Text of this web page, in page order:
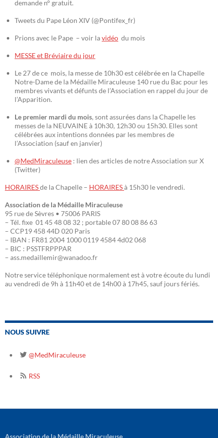
demande n° gratuit.
Tweets du Pape Léon XIV (@Pontifex_fr)
Prions avec le Pape – voir lavidéo du mois
MESSE et Bréviaire du jour
Le 27 de ce mois, la messe de 10h30 est célébrée en la Chapelle
Notre-Dame de la Médaille Miraculeuse 140 rue du Bac pour les
membres vivants et défunts de l’Association en rappel du jour de
l’Apparition.
Le premier mardi du mois, sont assurées dans la Chapelle les
messes de la NEUVAINE à 10h30, 12h30 ou 15h30. Elles sont
célébrées aux intentions données par les membres de
l’Association (sauf en janvier)
@MedMiraculeuse : lien des articles de notre Association sur X
(Twitter)
HORAIRESde la Chapelle – HORAIRESà 15h30 le vendredi.
Association de la Médaille Miraculeuse
95 rue de Sèvres • 75006 PARIS
– Tél. fixe 01 45 48 08 32 ; portable 07 80 08 86 63
– CCP19 458 44D 020 Paris
– IBAN : FR81 2004 1000 0119 4584 4d02 068
– BIC : PSSTFRPPPAR
– ass.medaillemir@wanadoo.fr
Notre service téléphonique normalement est à votre écoute du lundi
au vendredi de 9h à 11h40 et de 14h00 à 17h45, sauf jours fériés.
NOUS SUIVRE
@MedMiraculeuse
RSS